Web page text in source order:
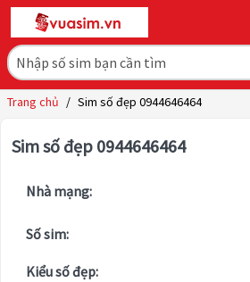
Trang chủ / Sim số đẹp 0944646464
Sim số đẹp 0944646464
Nhà mạng:
Số sim:
Kiểu số đẹp: